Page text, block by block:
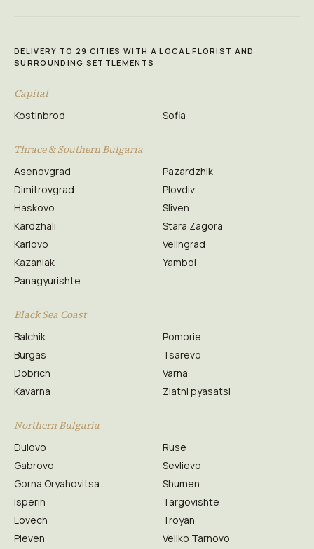
DELIVERY TO 29 CITIES WITH A LOCAL FLORIST AND
SURROUNDING SETTLEMENTS
Capital
Kostinbrod Sofia
Thrace & Southern Bulgaria
Asenovgrad
Dimitrovgrad
Haskovo
Kardzhali
Karlovo
Kazanlak
Panagyurishte
Pazardzhik
Plovdiv
Sliven
Stara Zagora
Velingrad
Yambol
Black Sea Coast
Balchik
Burgas
Dobrich
Kavarna
Pomorie
Tsarevo
Varna
Zlatni pyasatsi
Northern Bulgaria
Dulovo
Gabrovo
Gorna Oryahovitsa
Isperih
Lovech
Pleven
Ruse
Sevlievo
Shumen
Targovishte
Troyan
Veliko Tarnovo